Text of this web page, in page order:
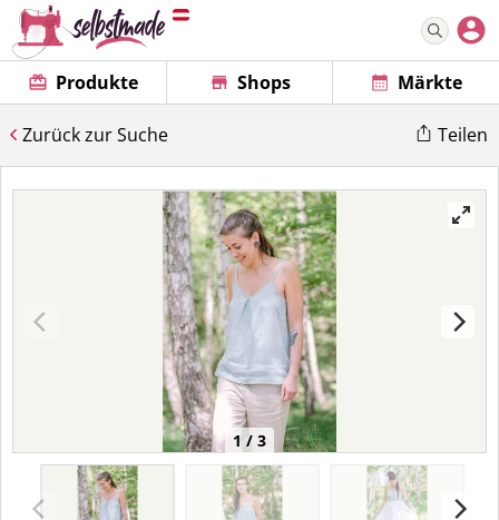
Produkte Shops Märkte
Zurück zur Suche Teilen
1 / 3